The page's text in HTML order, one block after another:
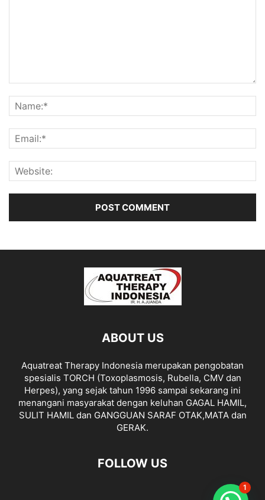
ABOUT US
Aquatreat Therapy Indonesia merupakan pengobatan
spesialis TORCH (Toxoplasmosis, Rubella, CMV dan
Herpes), yang sejak tahun 1996 sampai sekarang ini
menangani masyarakat dengan keluhan GAGAL HAMIL,
SULIT HAMIL dan GANGGUAN SARAF OTAK,MATA dan
GERAK.
FOLLOW US
1